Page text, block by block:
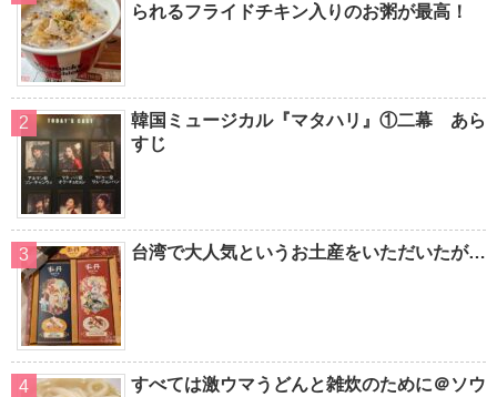
られるフライドチキン入りのお粥が最高！
韓国ミュージカル『マタハリ』①二幕 あら
すじ
台湾で大人気というお土産をいただいたが…
すべては激ウマうどんと雑炊のために＠ソウ